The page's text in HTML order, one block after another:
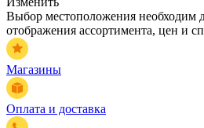
Выбор местоположения необходим
отображения ассортимента, цен и
Магазины
Оплата и доставка